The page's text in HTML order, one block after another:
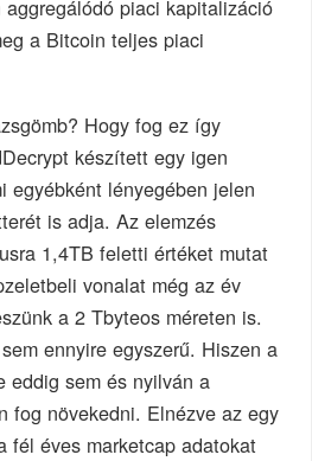
piaci kapitalizáció
a Bitcoin teljes piaci
Hogy fog ez így
készített egy igen
egyébként lényegében jelen
is adja. Az elemzés
1,4TB feletti értéket mutat
vonalat még az év
a 2 Tbyteos méreten is.
ennyire egyszerű. Hiszen a
eddig sem és nyilván a
fog növekedni. Elnézve az egy
fél éves marketcap adatokat